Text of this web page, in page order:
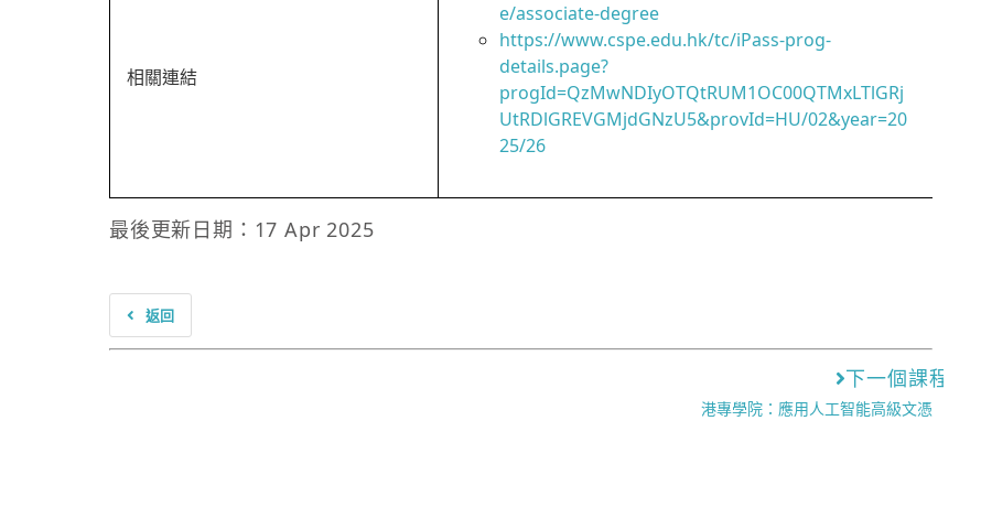
相關連結
e/associate-degree
https://www.cspe.edu.hk/tc/iPass-prog-
details.page?
progId=QzMwNDIyOTQtRUM1OC00QTMxLTlGRj
UtRDlGREVGMjdGNzU5&provId=HU/02&year=20
25/26
最後更新日期：17 Apr 2025
返回
下一個課程
港專學院：應用人工智能高級文憑